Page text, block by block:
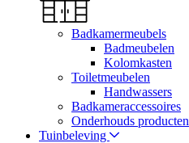
Badkamermeubels
Badmeubelen
Kolomkasten
Toiletmeubelen
Handwassers
Badkameraccessoires
Onderhouds producten
Tuinbeleving